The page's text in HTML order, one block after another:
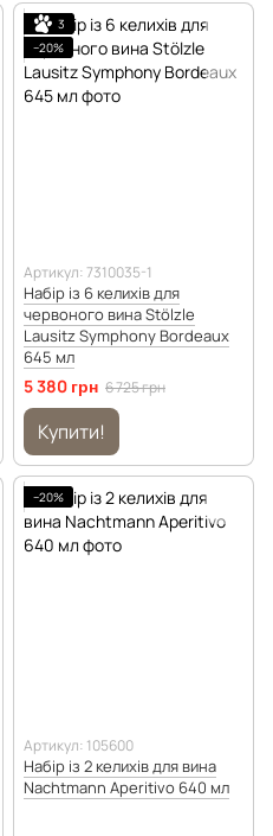
3
−20%
Артикул: 7310035-1
Набір із 6 келихів для
червоного вина Stölzle
Lausitz Symphony Bordeaux
645 мл
5 380 грн 6 725 грн
Купити!
−20%
Артикул: 105600
Набір із 2 келихів для вина
Nachtmann Aperitivo 640 мл